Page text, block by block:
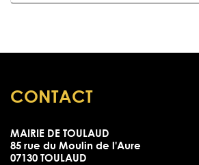
CONTACT
MAIRIE DE TOULAUD
85 rue du Moulin de l'Aure
07130 TOULAUD